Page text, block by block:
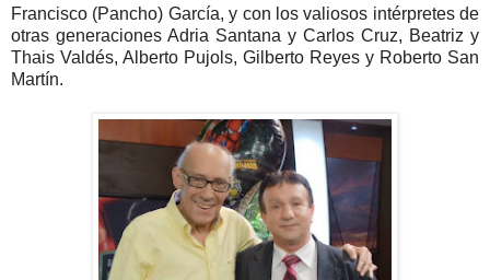
Francisco (Pancho) García, y con los valiosos intérpretes de
otras generaciones Adria Santana y Carlos Cruz, Beatriz y
Thais Valdés, Alberto Pujols, Gilberto Reyes y Roberto San
Martín.